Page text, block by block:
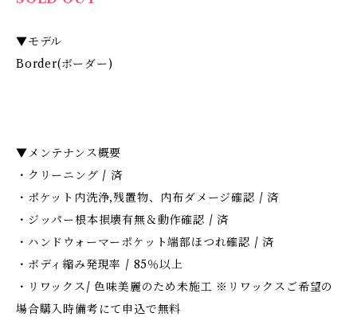
▼モデル
Border(ボーダー)
▼メンテナンス概要
・クリーニング / 済
・ポケット内洗浄,残置物、内布ダメージ確認 / 済
・ジッパー根本損壊有無＆動作確認 / 済
・ハンドウォーマーポケット端部ほつれ確認 / 済
・ボディ縮み発現率 / 85％以上
・リワックス/ 色味美麗のため未施工 ※リワックスご希望の
場合購入時備考にて申込で無料